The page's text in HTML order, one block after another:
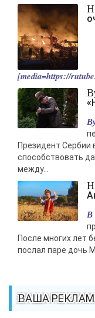
Ночью по Украине совершён
[media=https://
Вучич встретил Зеленского -
Президент Сербии
способствовать
между...
Народные приметы на 7 августа —
В
После многих лет
послал паре дочь
ВАША